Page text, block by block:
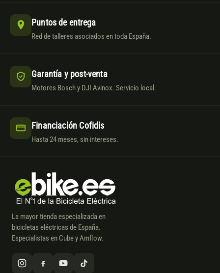
Puntos de entrega
Red de talleres asociados en toda España.
Garantía y post-venta
Motores Bosch y DJI Avinox. Servicio local.
Financiación Cofidis
Hasta 24 meses, sin intereses.
La mayor tienda especializada en
bicicletas eléctricas de España.
Especialistas en Cube y Amflow.